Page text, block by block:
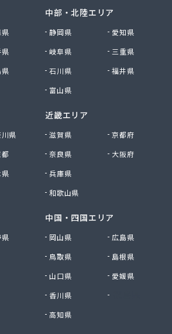
プロパン部
店
オテレビ商会
パン
店
ビックイン
県
中部・北陸エリア
静岡県
愛知県
岐阜県
三重県
石川県
福井県
富山県
近畿エリア
滋賀県
京都府
奈良県
大阪府
兵庫県
和歌山県
中国・四国エリア
岡山県
広島県
鳥取県
島根県
山口県
愛媛県
香川県
高知県